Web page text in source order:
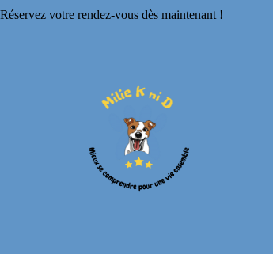
Réservez votre rendez-vous dès maintenant !